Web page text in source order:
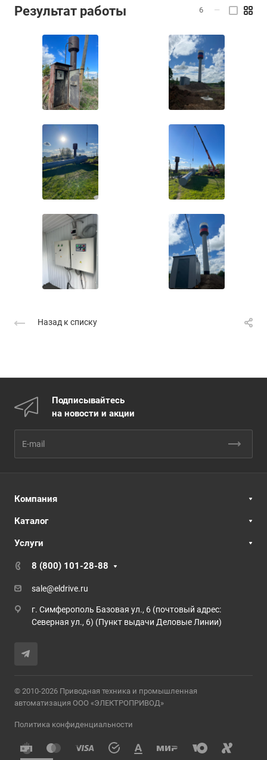
Результат работы 6 —
Назад к списку
Подписывайтесь
на новости и акции
Компания
Каталог
Услуги
8 (800) 101-28-88
sale@eldrive.ru
г. Симферополь Базовая ул., 6 (почтовый адрес:
Северная ул., 6) (Пункт выдачи Деловые Линии)
© 2010-2026 Приводная техника и промышленная
автоматизация ООО «ЭЛЕКТРОПРИВОД»
Политика конфиденциальности